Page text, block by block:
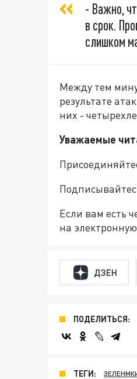
- Важно,
в срок.
слишком
Между тем
результате
них -
Уважаемые
Если вам есть
на
ДЗЕН
ПОДЕЛИТЬСЯ:
ТЕГИ: